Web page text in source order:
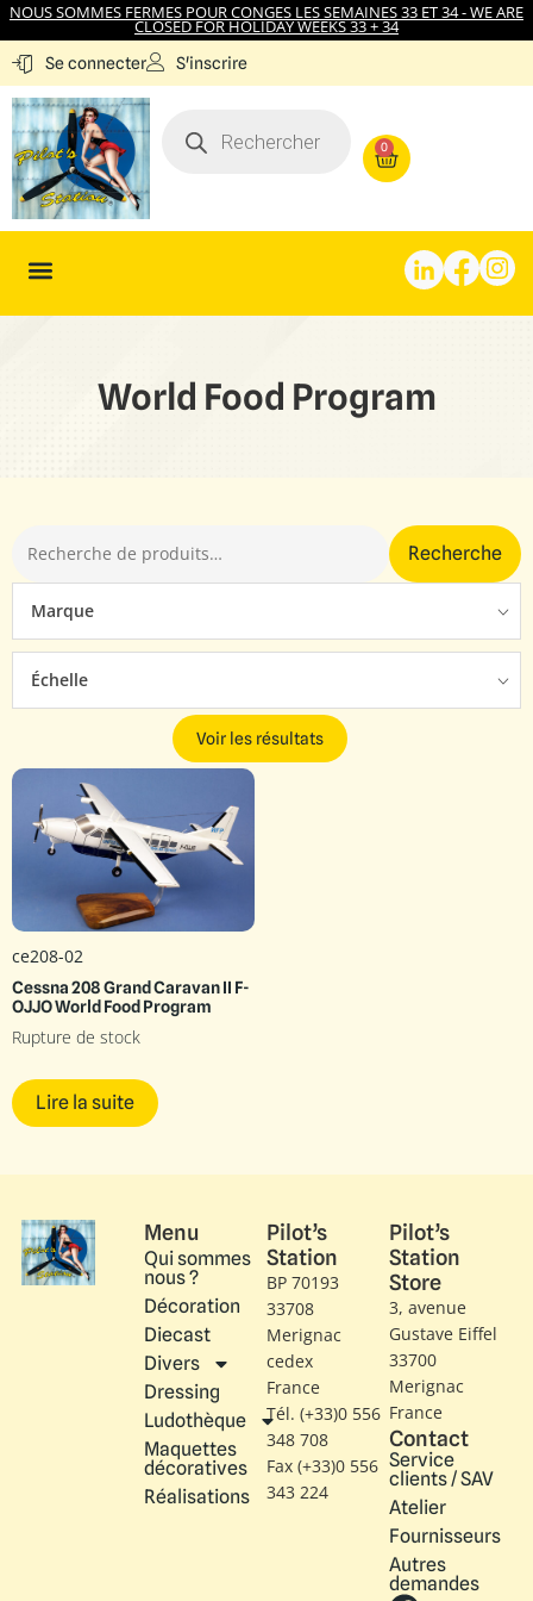
NOUS SOMMES FERMES POUR CONGES LES SEMAINES 33 ET 34 - WE ARE
CLOSED FOR HOLIDAY WEEKS 33 + 34
Se connecter S'inscrire
0
World Food Program
Recherche
Marque
Échelle
Voir les résultats
ce208-02
Cessna 208 Grand Caravan II F-
OJJO World Food Program
Rupture de stock
Lire la suite
Menu
Qui sommes
nous ?
Décoration
Diecast
Divers
Dressing
Ludothèque
Maquettes
décoratives
Réalisations
Pilot’s
Station
BP 70193
33708
Merignac
cedex
France
Tél. (+33)0 556
348 708
Fax (+33)0 556
343 224
Pilot’s
Station
Store
3, avenue
Gustave Eiffel​
33700
Merignac
France
Contact
Service
clients / SAV
Atelier
Fournisseurs
Autres
demandes